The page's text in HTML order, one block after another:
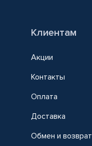
Клиентам
Акции
Контакты
Оплата
Доставка
Обмен и возврат